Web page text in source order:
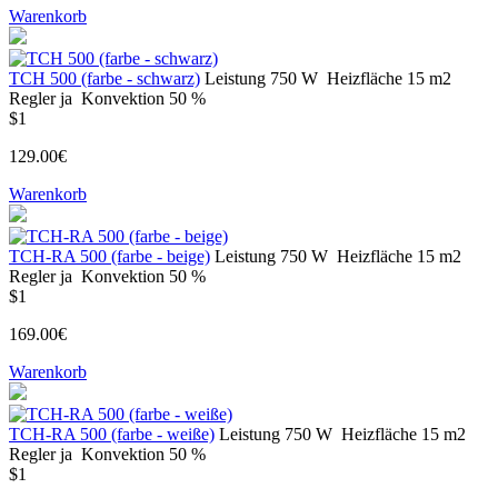
Warenkorb
TCH 500 (farbe - schwarz) Leistung 750 W Heizfläche 15 m2
Regler ja Konvektion 50 %
$1
129.00€
Warenkorb
TCH-RA 500 (farbe - beige) Leistung 750 W Heizfläche 15 m2
Regler ja Konvektion 50 %
$1
169.00€
Warenkorb
TCH-RA 500 (farbe - weiße) Leistung 750 W Heizfläche 15 m2
Regler ja Konvektion 50 %
$1